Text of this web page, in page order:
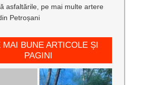
asfaltările, pe mai multe artere
Petroșani
MAI BUNE ARTICOLE ȘI
PAGINI